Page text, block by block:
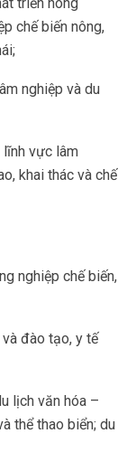
chế biến nông,
nghiệp và du
lĩnh vực lâm
khai thác và chế
nghiệp chế biến,
đào tạo, y tế
lịch văn hóa –
thể thao biển; du